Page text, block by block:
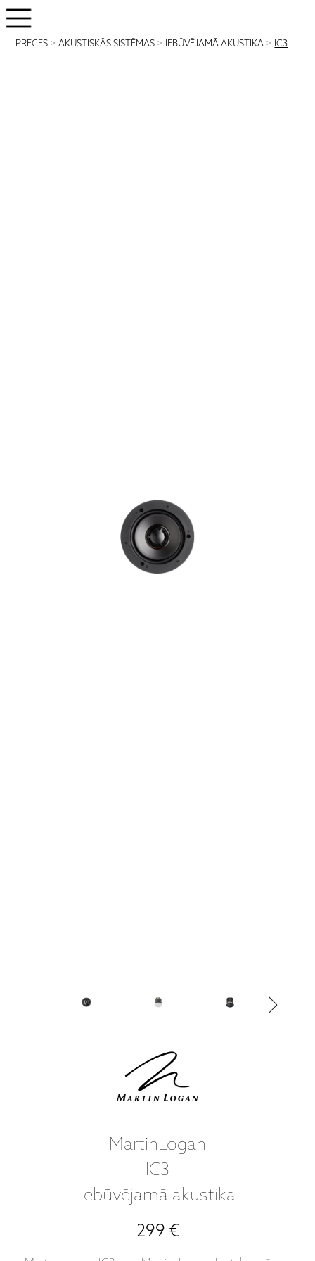
PRECES >AKUSTISKĀS SISTĒMAS > IEBŪVĒJAMĀ AKUSTIKA > IC3
MartinLogan
IC3
Iebūvējamā akustika
299 €